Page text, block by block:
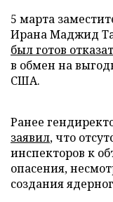
5 марта
Ирана Маджид
был готов
в обмен на
США.
Ранее
заявил, что
инспекторов к
опасения,
создания